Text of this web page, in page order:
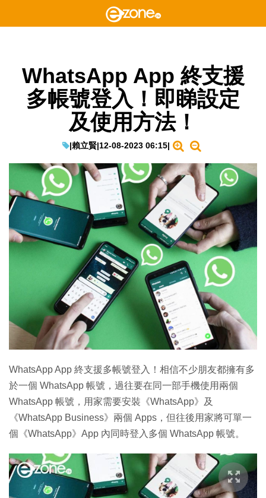
WhatsApp App 終支援
多帳號登入！即睇設定
及使用方法！
|賴立賢|12-08-2023 06:15|
WhatsApp App 終支援多帳號登入！相信不少朋友都擁有多
於一個 WhatsApp 帳號，過往要在同一部手機使用兩個
WhatsApp 帳號，用家需要安裝《WhatsApp》及
《WhatsApp Business》兩個 Apps，但往後用家將可單一
個《WhatsApp》App 內同時登入多個 WhatsApp 帳號。